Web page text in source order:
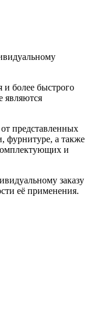
и более быстрого
являются
представленных
фурнитуре, а также
и
заказу
её применения.